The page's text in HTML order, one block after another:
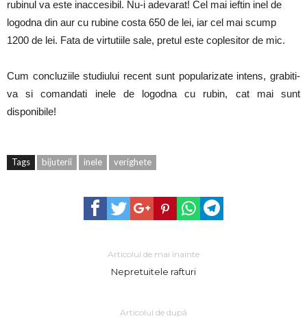
rubinul va este inaccesibil. Nu-i adevarat! Cel mai ieftin inel de
logodna din aur cu rubine costa 650 de lei, iar cel mai scump
1200 de lei. Fata de virtutiile sale, pretul este coplesitor de mic.
Cum concluziile studiului recent sunt popularizate intens, grabiti-
va si comandati inele de logodna cu rubin, cat mai sunt
disponibile!
Tags bijuterii inele verighete
Articolul de mai înainte
Nepretuitele rafturi
Articolul de după